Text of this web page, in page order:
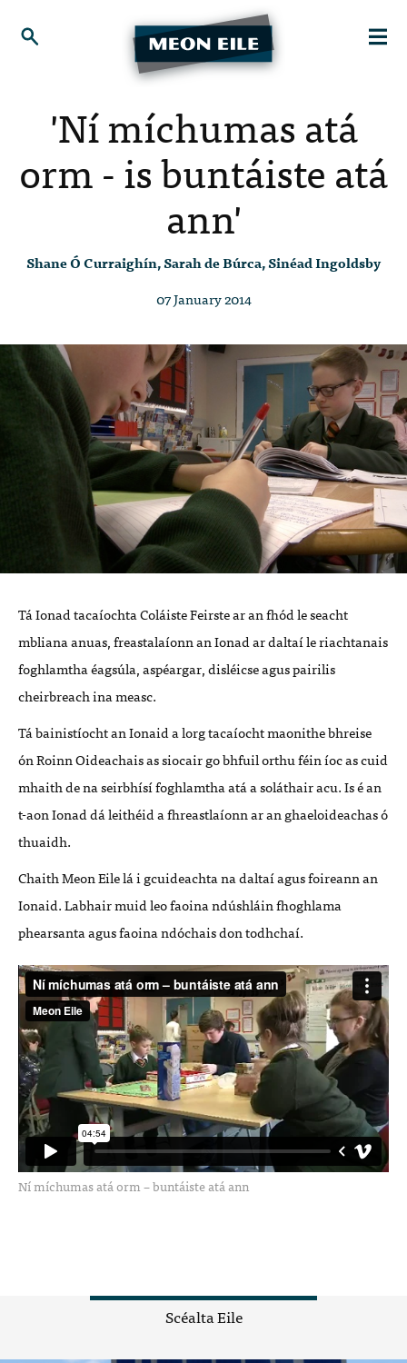
'Ní míchumas atá
orm - is buntáiste atá
ann'
Shane Ó Curraighín, Sarah de Búrca, Sinéad Ingoldsby
07 January 2014
Tá Ionad tacaíochta Coláiste Feirste ar an fhód le seacht
mbliana anuas, freastalaíonn an Ionad ar daltaí le riachtanais
foghlamtha éagsúla, aspéargar, disléicse agus pairilis
cheirbreach ina measc.
Tá bainistíocht an Ionaid a lorg tacaíocht maonithe bhreise
ón Roinn Oideachais as siocair go bhfuil orthu féin íoc as cuid
mhaith de na seirbhísí foghlamtha atá a soláthair acu. Is é an
t-aon Ionad dá leithéid a fhreastlaíonn ar an ghaeloideachas ó
thuaidh.
Chaith Meon Eile lá i gcuideachta na daltaí agus foireann an
Ionaid. Labhair muid leo faoina ndúshláin fhoghlama
phearsanta agus faoina ndóchais don todhchaí.
Ní míchumas atá orm – buntáiste atá ann
Scéalta Eile